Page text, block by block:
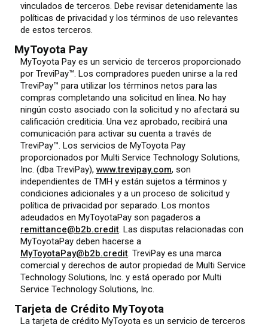
vinculados de terceros. Debe revisar detenidamente las
políticas de privacidad y los términos de uso relevantes
de estos terceros.
MyToyota Pay
MyToyota Pay es un servicio de terceros proporcionado
por TreviPay™. Los compradores pueden unirse a la red
TreviPay™ para utilizar los términos netos para las
compras completando una solicitud en línea. No hay
ningún costo asociado con la solicitud y no afectará su
calificación crediticia. Una vez aprobado, recibirá una
comunicación para activar su cuenta a través de
TreviPay™. Los servicios de MyToyota Pay
proporcionados por Multi Service Technology Solutions,
Inc. (dba TreviPay), www.trevipay.com, son
independientes de TMH y están sujetos a términos y
condiciones adicionales y a un proceso de solicitud y
política de privacidad por separado. Los montos
adeudados en MyToyotaPay son pagaderos a
remittance@b2b.credit. Las disputas relacionadas con
MyToyotaPay deben hacerse a
MyToyotaPay@b2b.credit. TreviPay es una marca
comercial y derechos de autor propiedad de Multi Service
Technology Solutions, Inc. y está operado por Multi
Service Technology Solutions, Inc.
Tarjeta de Crédito MyToyota
La tarjeta de crédito MyToyota es un servicio de terceros